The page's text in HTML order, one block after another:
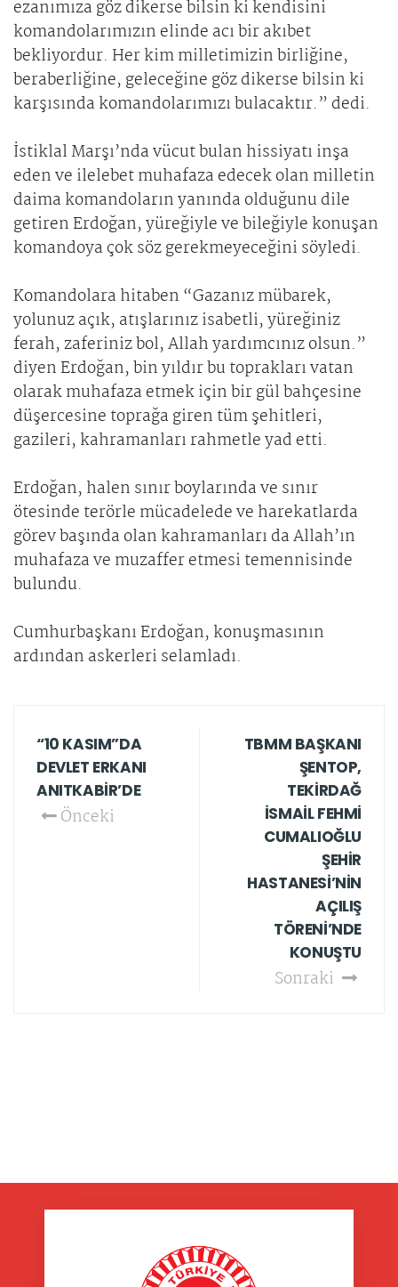
ezanımıza göz dikerse bilsin ki kendisini
komandolarımızın elinde acı bir akıbet
bekliyordur. Her kim milletimizin birliğine,
beraberliğine, geleceğine göz dikerse bilsin ki
karşısında komandolarımızı bulacaktır.” dedi.
İstiklal Marşı’nda vücut bulan hissiyatı inşa
eden ve ilelebet muhafaza edecek olan milletin
daima komandoların yanında olduğunu dile
getiren Erdoğan, yüreğiyle ve bileğiyle konuşan
komandoya çok söz gerekmeyeceğini söyledi.
Komandolara hitaben “Gazanız mübarek,
yolunuz açık, atışlarınız isabetli, yüreğiniz
ferah, zaferiniz bol, Allah yardımcınız olsun.”
diyen Erdoğan, bin yıldır bu toprakları vatan
olarak muhafaza etmek için bir gül bahçesine
düşercesine toprağa giren tüm şehitleri,
gazileri, kahramanları rahmetle yad etti.
Erdoğan, halen sınır boylarında ve sınır
ötesinde terörle mücadelede ve harekatlarda
görev başında olan kahramanları da Allah’ın
muhafaza ve muzaffer etmesi temennisinde
bulundu.
Cumhurbaşkanı Erdoğan, konuşmasının
ardından askerleri selamladı.
“10 KASIM”DA
DEVLET ERKANI
ANITKABİR’DE
Önceki
TBMM BAŞKANI
ŞENTOP,
TEKİRDAĞ
İSMAİL FEHMİ
CUMALIOĞLU
ŞEHİR
HASTANESİ’NİN
AÇILIŞ
TÖRENİ’NDE
KONUŞTU
Sonraki